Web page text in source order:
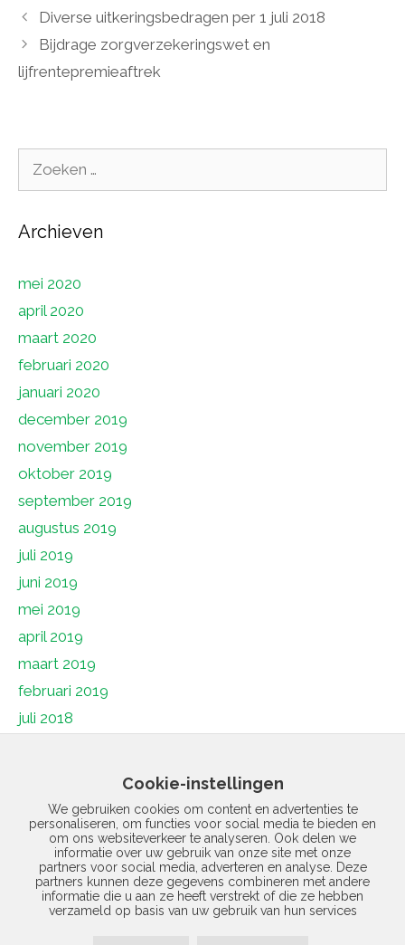
Diverse uitkeringsbedragen per 1 juli 2018
Bijdrage zorgverzekeringswet en
lijfrentepremieaftrek
naar:
Archieven
mei 2020
april 2020
maart 2020
februari 2020
januari 2020
december 2019
november 2019
oktober 2019
september 2019
augustus 2019
juli 2019
juni 2019
mei 2019
april 2019
maart 2019
februari 2019
juli 2018
maart 2018
februari 2018
januari 2018
december 2017
Cookie-instellingen
We gebruiken cookies om content en advertenties te
personaliseren, om functies voor social media te bieden en
om ons websiteverkeer te analyseren. Ook delen we
informatie over uw gebruik van onze site met onze
partners voor social media, adverteren en analyse. Deze
partners kunnen deze gegevens combineren met andere
informatie die u aan ze heeft verstrekt of die ze hebben
verzameld op basis van uw gebruik van hun services